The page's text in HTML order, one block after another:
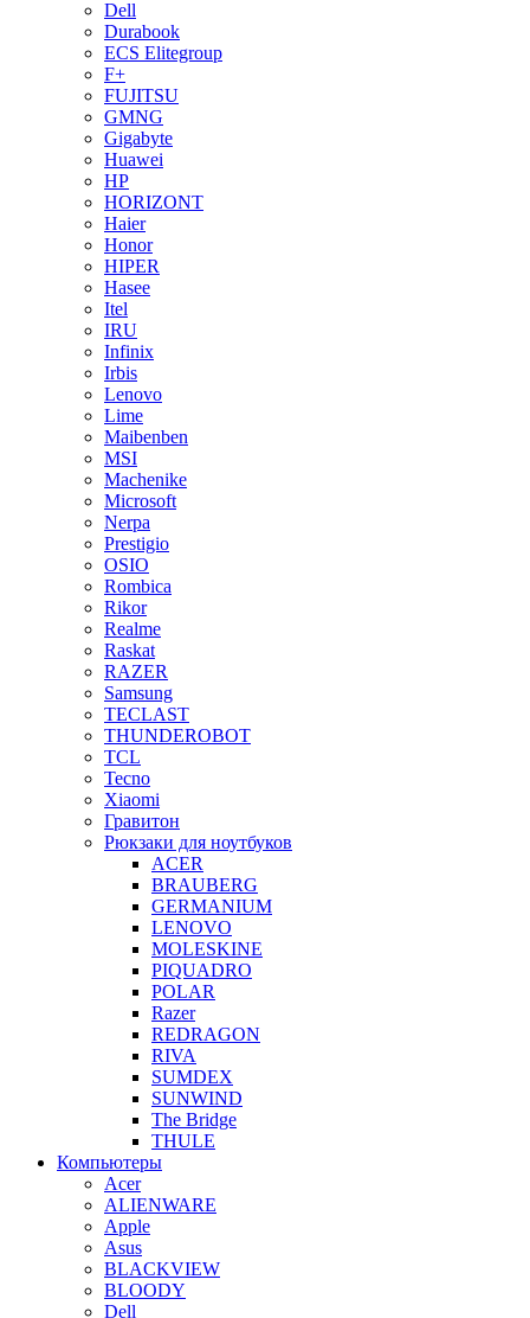
Dell
Durabook
ECS Elitegroup
F+
FUJITSU
GMNG
Gigabyte
Huawei
HP
HORIZONT
Haier
Honor
HIPER
Hasee
Itel
IRU
Infinix
Irbis
Lenovo
Lime
Maibenben
MSI
Machenike
Microsoft
Nerpa
Prestigio
OSIO
Rombica
Rikor
Realme
Raskat
RAZER
Samsung
TECLAST
THUNDEROBOT
TCL
Tecno
Xiaomi
Гравитон
Рюкзаки для ноутбуков
ACER
BRAUBERG
GERMANIUM
LENOVO
MOLESKINE
PIQUADRO
POLAR
Razer
REDRAGON
RIVA
SUMDEX
SUNWIND
The Bridge
THULE
Компьютеры
Acer
ALIENWARE
Apple
Asus
BLACKVIEW
BLOODY
Dell